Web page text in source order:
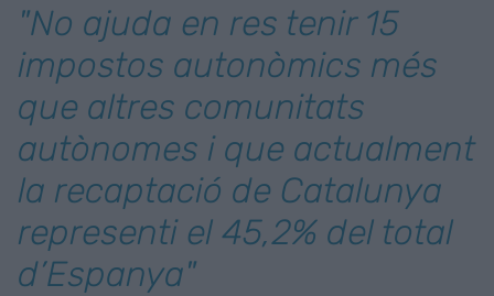
"No ajuda en res tenir 15
impostos autonòmics més
que altres comunitats
autònomes i que actualment
la recaptació de Catalunya
representi el 45,2% del total
d’Espanya"